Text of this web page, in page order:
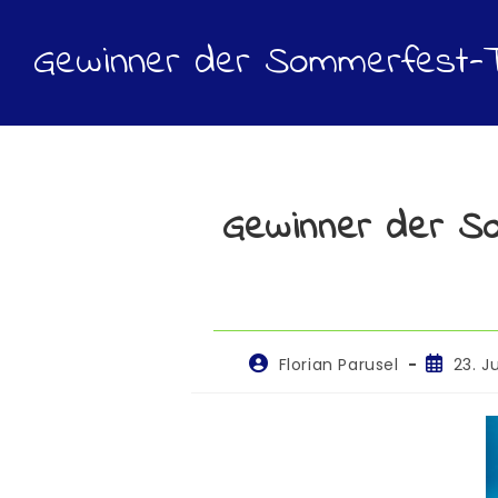
Gewinner der
Gewinner der
Florian Parusel 23.